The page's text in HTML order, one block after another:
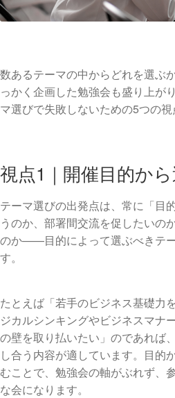
数あるテーマの中からどれを選ぶ
っかく企画した勉強会も盛り上が
マ選びで失敗しないための5つの視
視点1｜開催目的か
テーマ選びの出発点は、常に「目
うのか、部署間交流を促したいの
のか——目的によって選ぶべきテ
す。
たとえば「若手のビジネス基礎力
ジカルシンキングやビジネスマナ
の壁を取り払いたい」のであれば
し合う内容が適しています。目的
むことで、勉強会の軸がぶれず、
な会になります。